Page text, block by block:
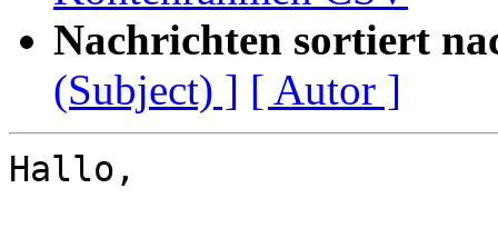
Nachrichten sortiert
(Subject) ] [ Autor ]
Hallo,